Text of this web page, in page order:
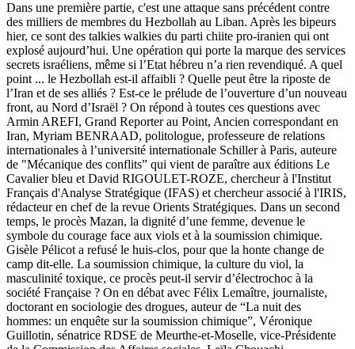
Dans une première partie, c'est une attaque sans précédent contre
des milliers de membres du Hezbollah au Liban. Après les bipeurs
hier, ce sont des talkies walkies du parti chiite pro-iranien qui ont
explosé aujourd’hui. Une opération qui porte la marque des services
secrets israéliens, même si l’Etat hébreu n’a rien revendiqué. A quel
point ... le Hezbollah est-il affaibli ? Quelle peut être la riposte de
l’Iran et de ses alliés ? Est-ce le prélude de l’ouverture d’un nouveau
front, au Nord d’Israël ? On répond à toutes ces questions avec
Armin AREFI, Grand Reporter au Point, Ancien correspondant en
Iran, Myriam BENRAAD, politologue, professeure de relations
internationales à l’université internationale Schiller à Paris, auteure
de "Mécanique des conflits” qui vient de paraître aux éditions Le
Cavalier bleu et David RIGOULET-ROZE, chercheur à l'Institut
Français d'Analyse Stratégique (IFAS) et chercheur associé à l'IRIS,
rédacteur en chef de la revue Orients Stratégiques. Dans un second
temps, le procès Mazan, la dignité d’une femme, devenue le
symbole du courage face aux viols et à la soumission chimique.
Gisèle Pélicot a refusé le huis-clos, pour que la honte change de
camp dit-elle. La soumission chimique, la culture du viol, la
masculinité toxique, ce procès peut-il servir d’électrochoc à la
société Française ? On en débat avec Félix Lemaître, journaliste,
doctorant en sociologie des drogues, auteur de “La nuit des
hommes: un enquête sur la soumission chimique”, Véronique
Guillotin, sénatrice RDSE de Meurthe-et-Moselle, vice-Présidente